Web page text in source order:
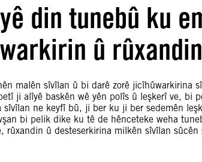
din tunebû ku
û
malên sîvîlan û bi darê zorê jicîhûwarkirina
ji alîyê baskên wê yên polîs û leşkerî ve, bi
sîvîlan ne keyfî bû, ji ber ku ji ber sedemên
bi pelik dike ku tê de hênceteke weha
rûxandin û desteserkirina milkên sîvîlan sûcên